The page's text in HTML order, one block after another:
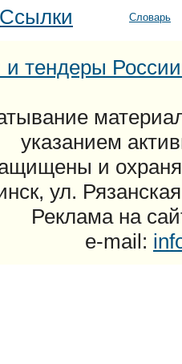
Ссылки Словарь
и тендеры
указанием
и
ул.
Реклама на
e-mail: